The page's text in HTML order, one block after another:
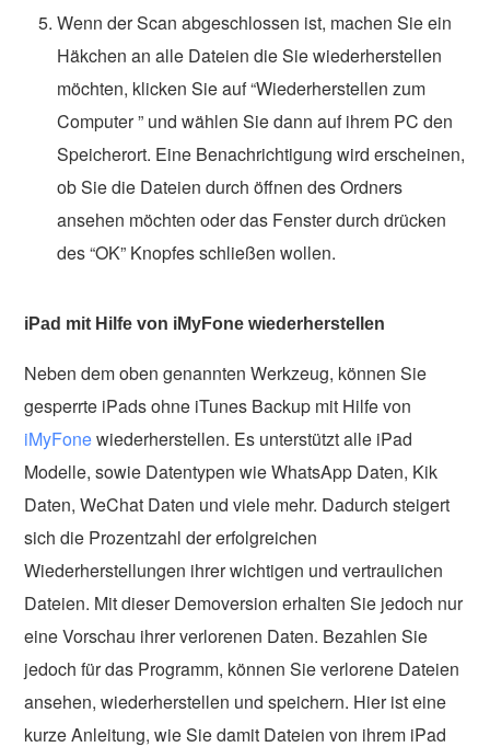
Wenn der Scan abgeschlossen ist, machen Sie ein
Häkchen an alle Dateien die Sie wiederherstellen
möchten, klicken Sie auf “Wiederherstellen zum
Computer ” und wählen Sie dann auf ihrem PC den
Speicherort. Eine Benachrichtigung wird erscheinen,
ob Sie die Dateien durch öffnen des Ordners
ansehen möchten oder das Fenster durch drücken
des “OK” Knopfes schließen wollen.
iPad mit Hilfe von iMyFone wiederherstellen
Neben dem oben genannten Werkzeug, können Sie
gesperrte iPads ohne iTunes Backup mit Hilfe von
iMyFonewiederherstellen. Es unterstützt alle iPad
Modelle, sowie Datentypen wie WhatsApp Daten, Kik
Daten, WeChat Daten und viele mehr. Dadurch steigert
sich die Prozentzahl der erfolgreichen
Wiederherstellungen ihrer wichtigen und vertraulichen
Dateien. Mit dieser Demoversion erhalten Sie jedoch nur
eine Vorschau ihrer verlorenen Daten. Bezahlen Sie
jedoch für das Programm, können Sie verlorene Dateien
ansehen, wiederherstellen und speichern. Hier ist eine
kurze Anleitung, wie Sie damit Dateien von ihrem iPad